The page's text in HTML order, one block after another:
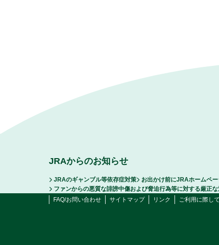
JRAからのお知らせ
JRAのギャンブル等依存症対策
お出かけ前にJRAホームペ
ファンからの悪質な誹謗中傷および脅迫行為等に対する厳正
FAQ/お問い合わせ
サイトマップ リンク ご利用に際し